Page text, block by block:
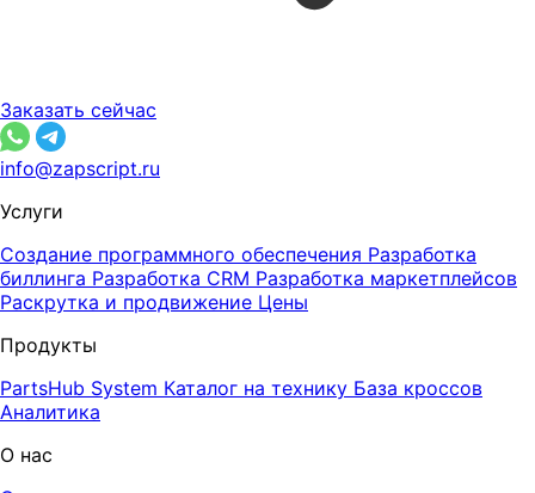
Заказать сейчас
info@zapscript.ru
Услуги
Создание программного обеспечения Разработка
биллинга Разработка CRM Разработка маркетплейсов
Раскрутка и продвижение Цены
Продукты
PartsHub System Каталог на технику База кроссов
Аналитика
О нас